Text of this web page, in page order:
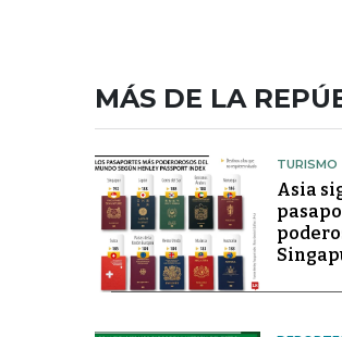
MÁS DE LA
TURISMO
Asia